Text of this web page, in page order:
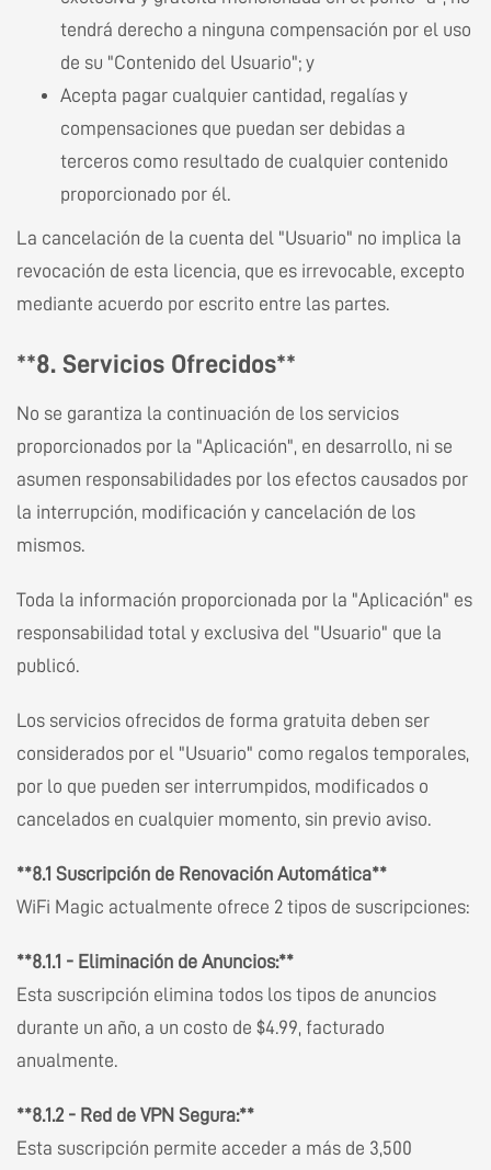
tendrá derecho a ninguna compensación por el uso
de su "Contenido del Usuario"; y
Acepta pagar cualquier cantidad, regalías y
compensaciones que puedan ser debidas a
terceros como resultado de cualquier contenido
proporcionado por él.
La cancelación de la cuenta del "Usuario" no implica la
revocación de esta licencia, que es irrevocable, excepto
mediante acuerdo por escrito entre las partes.
**8. Servicios Ofrecidos**
No se garantiza la continuación de los servicios
proporcionados por la "Aplicación", en desarrollo, ni se
asumen responsabilidades por los efectos causados por
la interrupción, modificación y cancelación de los
mismos.
Toda la información proporcionada por la "Aplicación" es
responsabilidad total y exclusiva del "Usuario" que la
publicó.
Los servicios ofrecidos de forma gratuita deben ser
considerados por el "Usuario" como regalos temporales,
por lo que pueden ser interrumpidos, modificados o
cancelados en cualquier momento, sin previo aviso.
**8.1 Suscripción de Renovación Automática**
WiFi Magic actualmente ofrece 2 tipos de suscripciones:
**8.1.1 - Eliminación de Anuncios:**
Esta suscripción elimina todos los tipos de anuncios
durante un año, a un costo de $4.99, facturado
anualmente.
**8.1.2 - Red de VPN Segura:**
Esta suscripción permite acceder a más de 3,500